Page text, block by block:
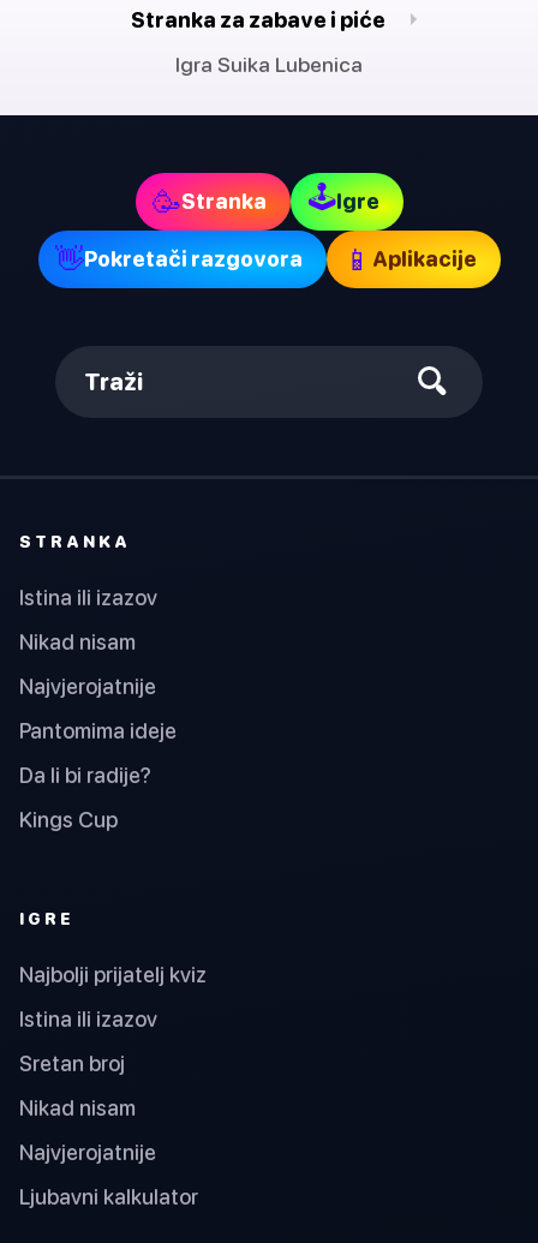
Stranka za zabave i piće
Igra Suika Lubenica
🥳Stranka 🕹Igre
👋Pokretači razgovora 📱 Aplikacije
Traži
STRANKA
Istina ili izazov
Nikad nisam
Najvjerojatnije
Pantomima ideje
Da li bi radije?
Kings Cup
IGRE
Najbolji prijatelj kviz
Istina ili izazov
Sretan broj
Nikad nisam
Najvjerojatnije
Ljubavni kalkulator